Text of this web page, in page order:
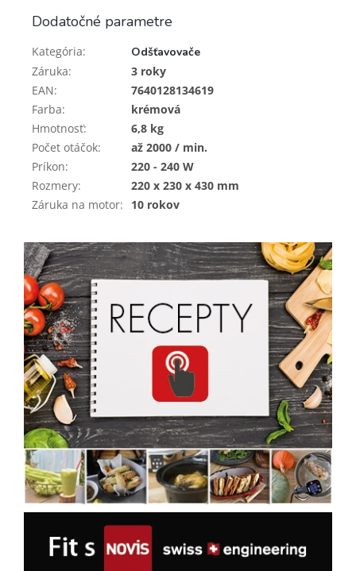
Dodatočné parametre
Kategória:
Odšťavovače
Záruka:
3 roky
EAN:
7640128134619
Farba:
krémová
Hmotnosť:
6,8 kg
Počet otáčok:
až 2000 / min.
Príkon:
220 - 240 W
Rozmery:
220 x 230 x 430 mm
Záruka na motor: 10 rokov